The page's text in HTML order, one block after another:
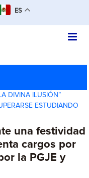
ES
DIVINA ILUSIÓN”
ESTUDIANDO
una festividad
cargos por
la PGJE y